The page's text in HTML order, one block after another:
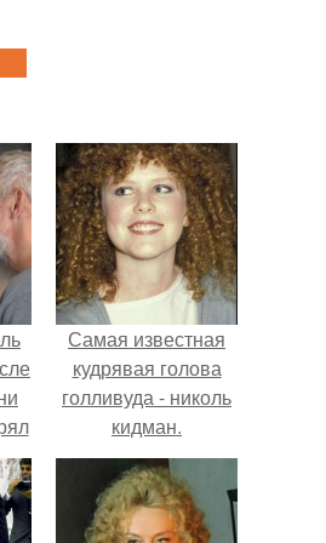
Самая известная
кудрявая голова
голливуда - николь
кидман.